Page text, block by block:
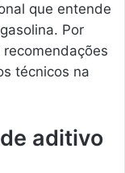
que entende
Por
técnicos na
aditivo